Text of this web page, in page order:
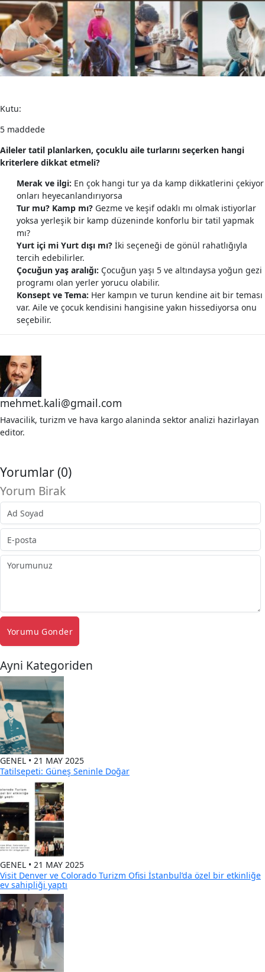
Kutu:
5 maddede
Aileler tatil planlarken, çocuklu aile turlarını seçerken hangi
kriterlere dikkat etmeli?
Merak ve ilgi: En çok hangi tur ya da kamp dikkatlerini çekiyor
onları heyecanlandırıyorsa
Tur mu? Kamp mı? Gezme ve keşif odaklı mı olmak istiyorlar
yoksa yerleşik bir kamp düzeninde konforlu bir tatil yapmak
mı?
Yurt içi mi Yurt dışı mı? İki seçeneği de gönül rahatlığıyla
tercih edebilirler.
Çocuğun yaş aralığı: Çocuğun yaşı 5 ve altındaysa yoğun gezi
programı olan yerler yorucu olabilir.
Konsept ve Tema: Her kampın ve turun kendine ait bir teması
var. Aile ve çocuk kendisini hangisine yakın hissediyorsa onu
seçebilir.
mehmet.kali@gmail.com
Havacilik, turizm ve hava kargo alaninda sektor analizi hazirlayan
editor.
Yorumlar (0)
Yorum Birak
Yorumu Gonder
Ayni Kategoriden
GENEL • 21 MAY 2025
Tatilsepeti: Güneş Seninle Doğar
GENEL • 21 MAY 2025
Visit Denver ve Colorado Turizm Ofisi İstanbul’da özel bir etkinliğe
ev sahipliği yaptı